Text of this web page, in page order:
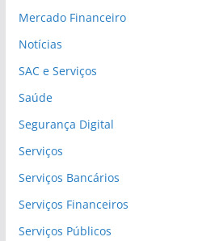
Mercado Financeiro
Notícias
SAC e Serviços
Saúde
Segurança Digital
Serviços
Serviços Bancários
Serviços Financeiros
Serviços Públicos